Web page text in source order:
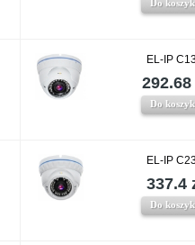
Do
EL-IP
292.68
Do
EL-IP
337.4
Do